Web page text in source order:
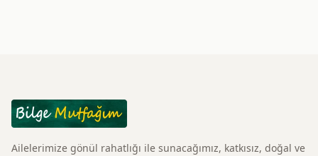
Ailelerimize gönül rahatlığı ile sunacağımız, katkısız, doğal ve